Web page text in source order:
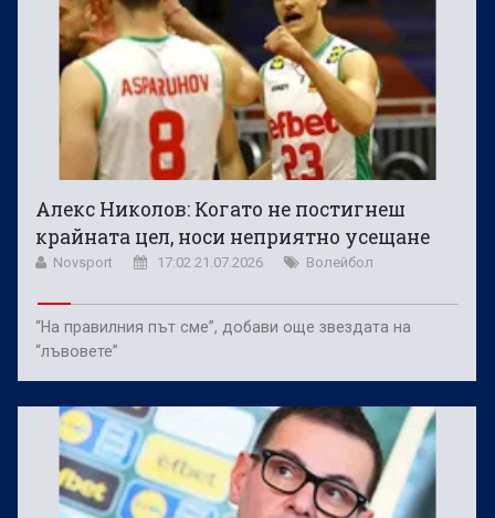
Алекс Николов: Когато не постигнеш
крайната цел, носи неприятно усещане
Novsport 17:02 21.07.2026 Волейбол
“На правилния път сме”, добави още звездата на
“лъвовете”